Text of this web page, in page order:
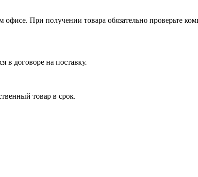
При получении товара обязательно проверьте
в договоре на поставку.
товар в срок.